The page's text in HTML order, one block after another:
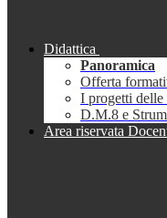
Didattica
Panoramica
Offerta
I progetti delle
D.M.8 e
Area riservata